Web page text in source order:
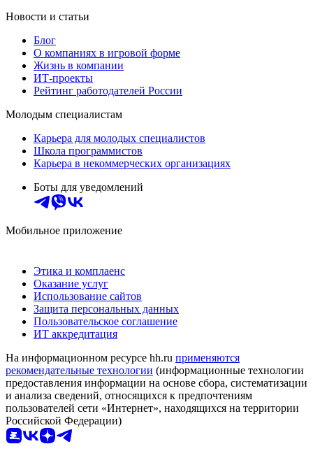
Новости и статьи
Блог
О компаниях в игровой форме
Жизнь в компании
ИТ-проекты
Рейтинг работодателей России
Молодым специалистам
Карьера для молодых специалистов
Школа программистов
Карьера в некоммерческих организациях
Боты для уведомлений
Мобильное приложение
Этика и комплаенс
Оказание услуг
Использование сайтов
Защита персональных данных
Пользовательское соглашение
ИТ аккредитация
На информационном ресурсе hh.ru применяются
рекомендательные технологии (информационные технологии
предоставления информации на основе сбора, систематизации
и анализа сведений, относящихся к предпочтениям
пользователей сети «Интернет», находящихся на территории
Российской Федерации)